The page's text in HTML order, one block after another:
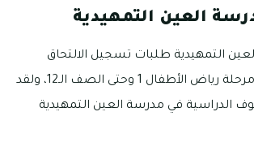
العين التمهيدية
التمهيدية طلبات تسجيل الالتحاق
للطلاب بداية من مرحلة رياض الأطفال 1 وحتى الصف الـ12، ولقد
الدراسية في مدرسة العين التمهيدية